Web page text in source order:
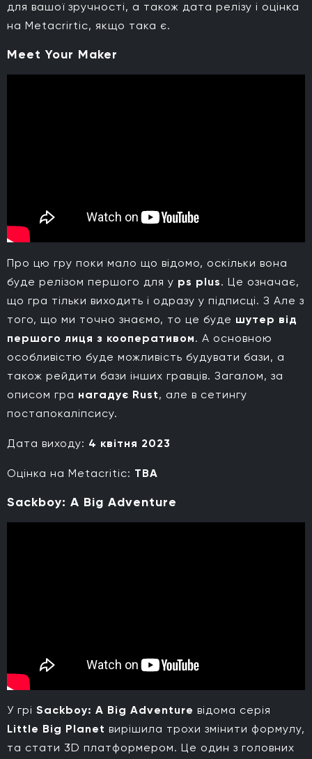
для вашої зручності, а також дата релізу і оцінка
на Metacrirtic, якщо така є.
Meet Your Maker
Про цю гру поки мало що відомо, оскільки вона
буде релізом першого для у ps plus. Це означає,
що гра тільки виходить і одразу у підписці. З Але з
того, що ми точно знаємо, то це буде шутер від
першого лиця з кооперативом. А основною
особливістю буде можливість будувати бази, а
також рейдити бази інших гравців. Загалом, за
описом гра нагадує Rust, але в сетингу
постапокаліпсису.
Дата виходу: 4 квітня 2023
Оцінка на Metacritic: TBA
Sackboy: A Big Adventure
У грі Sackboy: A Big Adventure відома серія
Little Big Planet вирішила трохи змінити формулу,
та стати 3D платформером. Це один з головних